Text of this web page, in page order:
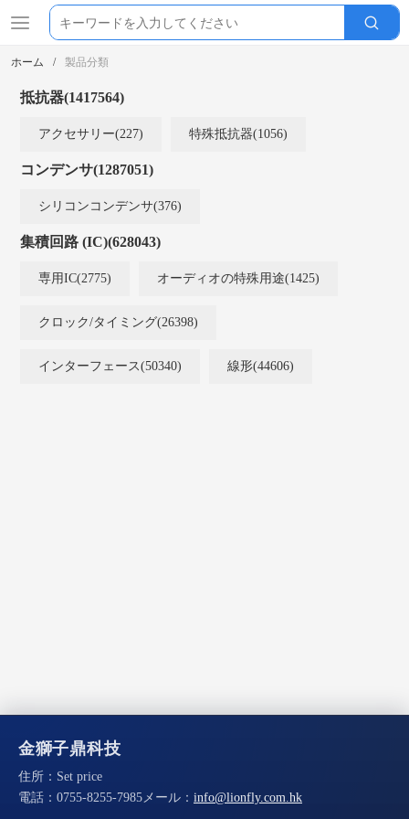
ホーム 製品分類
抵抗器(1417564)
アクセサリー(227) 特殊抵抗器(1056)
コンデンサ(1287051)
シリコンコンデンサ(376)
集積回路 (IC)(628043)
専用IC(2775) オーディオの特殊用途(1425)
クロック/タイミング(26398)
インターフェース(50340) 線形(44606)
金獅子鼎科技
住所： Set price
電話： 0755-8255-7985メール： info@lionfly.com.hk